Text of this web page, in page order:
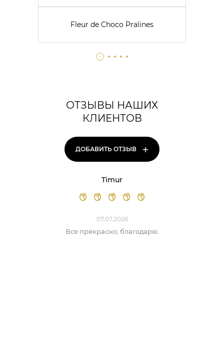
Fleur de Choco Pralines
ОТЗЫВЫ НАШИХ
КЛИЕНТОВ
ДОБАВИТЬ ОТЗЫВ +
Timur
07.07.2026
Все прекрасно, благодарю.